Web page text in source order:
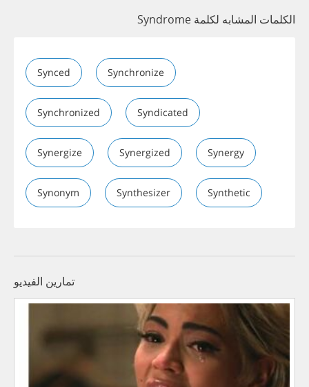
الكلمات المشابه لكلمة Syndrome
Synced Synchronize
Synchronized Syndicated
Synergize Synergized Synergy
Synonym Synthesizer Synthetic
تمارين الفيديو